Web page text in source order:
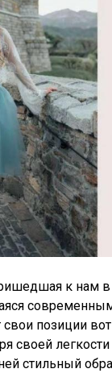
к нам в
свои позиции
своей
стильный